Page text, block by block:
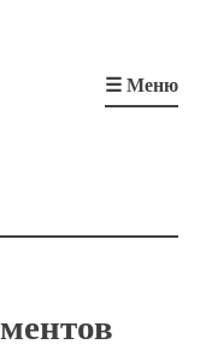
☰ Меню